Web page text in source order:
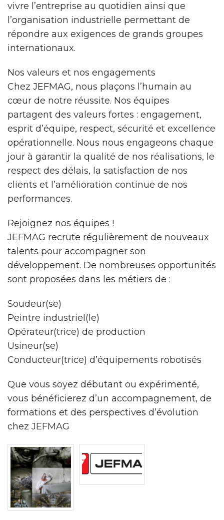
vivre l’entreprise au quotidien ainsi que
l’organisation industrielle permettant de
répondre aux exigences de grands groupes
internationaux.
Nos valeurs et nos engagements
Chez JEFMAG, nous plaçons l’humain au
cœur de notre réussite. Nos équipes
partagent des valeurs fortes : engagement,
esprit d’équipe, respect, sécurité et excellence
opérationnelle. Nous nous engageons chaque
jour à garantir la qualité de nos réalisations, le
respect des délais, la satisfaction de nos
clients et l’amélioration continue de nos
performances.
Rejoignez nos équipes !
JEFMAG recrute régulièrement de nouveaux
talents pour accompagner son
développement. De nombreuses opportunités
sont proposées dans les métiers de :
Soudeur(se)
Peintre industriel(le)
Opérateur(trice) de production
Usineur(se)
Conducteur(trice) d’équipements robotisés
Que vous soyez débutant ou expérimenté,
vous bénéficierez d’un accompagnement, de
formations et des perspectives d’évolution
chez JEFMAG